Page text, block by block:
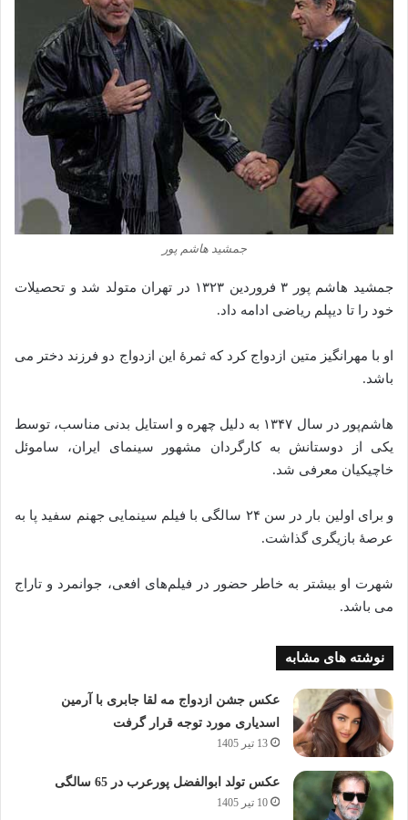
جمشید هاشم پور
جمشید هاشم‌ پور ۳ فروردین ۱۳۲۳ در تهران متولد شد و تحصیلات
خود را تا دیپلم ریاضی ادامه داد.
او با مهرانگیز متین ازدواج کرد که ثمرهٔ این ازدواج دو فرزند دختر می‌
باشد.
هاشم‌پور در سال ۱۳۴۷ به دلیل چهره و استایل بدنی مناسب، توسط
یکی از دوستانش به کارگردان مشهور سینمای ایران، ساموئل
خاچیکیان معرفی شد.
و برای اولین بار در سن ۲۴ سالگی با فیلم سینمایی جهنم سفید پا به
عرصهٔ بازیگری گذاشت.
شهرت او بیشتر به خاطر حضور در فیلم‌های افعی، جوانمرد و تاراج
می‌ باشد.
نوشته های مشابه
عکس جشن ازدواج مه لقا جابری با آرمین
اسدیاری مورد توجه قرار گرفت
13 تیر 1405
عکس تولد ابوالفضل پورعرب در 65 سالگی
10 تیر 1405